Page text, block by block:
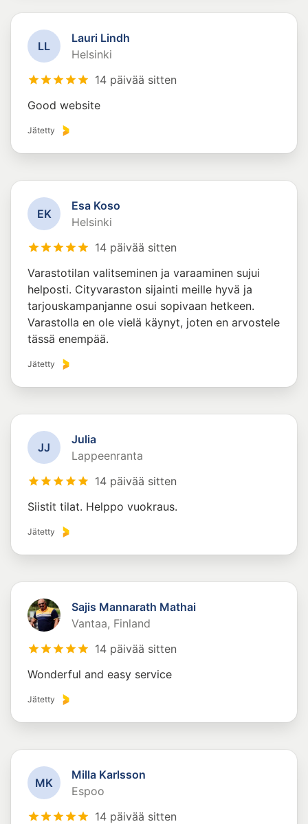
LL
Lauri Lindh
Helsinki
14 päivää sitten
Good website
Jätetty
EK
Esa Koso
Helsinki
14 päivää sitten
Varastotilan valitseminen ja varaaminen sujui
helposti. Cityvaraston sijainti meille hyvä ja
tarjouskampanjanne osui sopivaan hetkeen.
Varastolla en ole vielä käynyt, joten en arvostele
tässä enempää.
Jätetty
JJ
Julia
Lappeenranta
14 päivää sitten
Siistit tilat. Helppo vuokraus.
Jätetty
Sajis Mannarath Mathai
Vantaa, Finland
14 päivää sitten
Wonderful and easy service
Jätetty
MK
Milla Karlsson
Espoo
14 päivää sitten